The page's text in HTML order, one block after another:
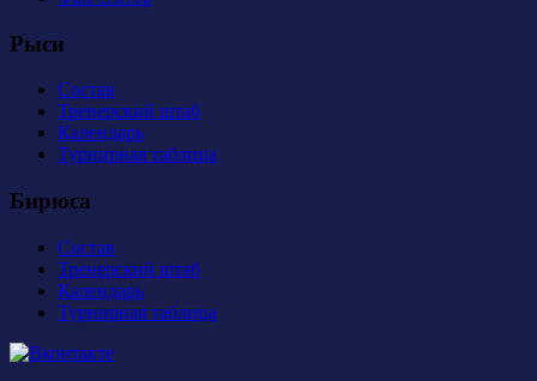
Рыси
Состав
Тренерский штаб
Календарь
Турнирная таблица
Бирюса
Состав
Тренерский штаб
Календарь
Турнирная таблица